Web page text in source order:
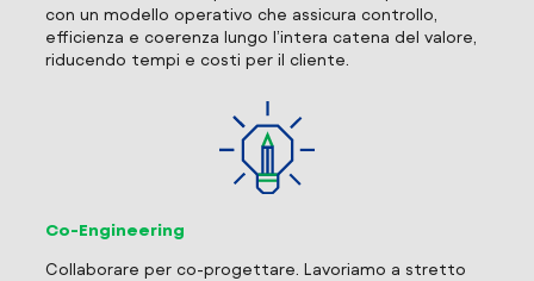
con un modello operativo che assicura controllo,
efficienza e coerenza lungo l’intera catena del valore,
riducendo tempi e costi per il cliente.
Co-Engineering
Collaborare per co-progettare. Lavoriamo a stretto